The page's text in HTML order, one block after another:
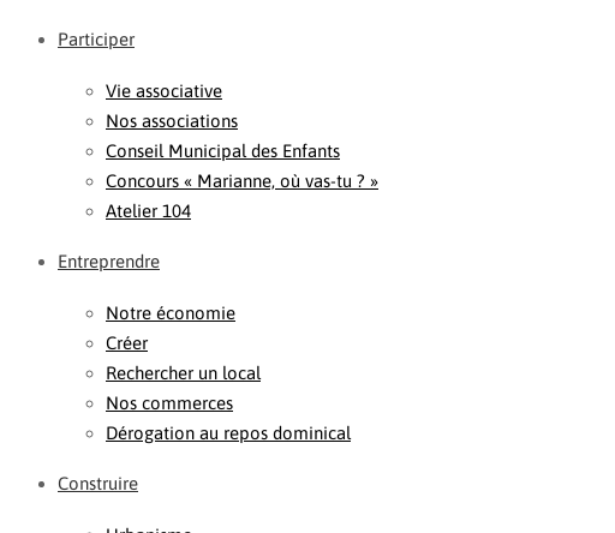
Participer
Vie associative
Nos associations
Conseil Municipal des Enfants
Concours « Marianne, où vas-tu ? »
Atelier 104
Entreprendre
Notre économie
Créer
Rechercher un local
Nos commerces
Dérogation au repos dominical
Construire